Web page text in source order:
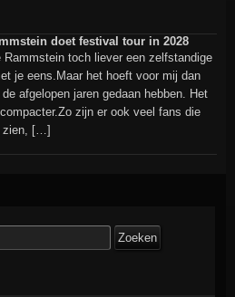
doet festival tour in 2028
toch liever een zelfstandige
je eens.Maar het hoeft voor mij dan
afgelopen jaren gedaan hebben. Het
zijn er ook veel fans die
zien, […]